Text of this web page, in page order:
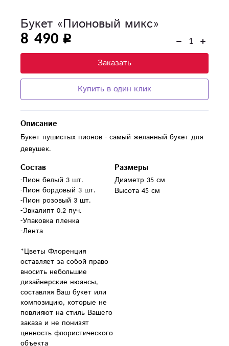
Букет «Пионовый микс»
8 490
Заказать
Купить в один клик
Описание
Букет пушистых пионов - самый желанный букет для
девушек.
Состав
-Пион белый 3 шт.
-Пион бордовый 3 шт.
-Пион розовый 3 шт.
-Эвкалипт 0.2 пуч.
-Упаковка пленка
-Лента
*Цветы Флоренция
оставляет за собой право
вносить небольшие
дизайнерские нюансы,
составляя Ваш букет или
композицию, которые не
повлияют на стиль Вашего
заказа и не понизят
ценность флористического
Размеры
Диаметр 35 см
Высота 45 см